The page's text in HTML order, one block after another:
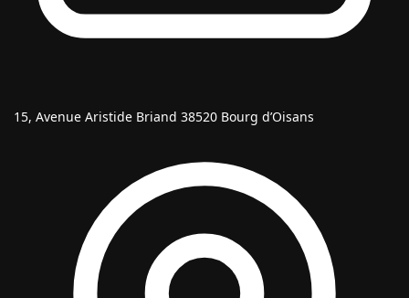
15, Avenue Aristide Briand 38520 Bourg d’Oisans